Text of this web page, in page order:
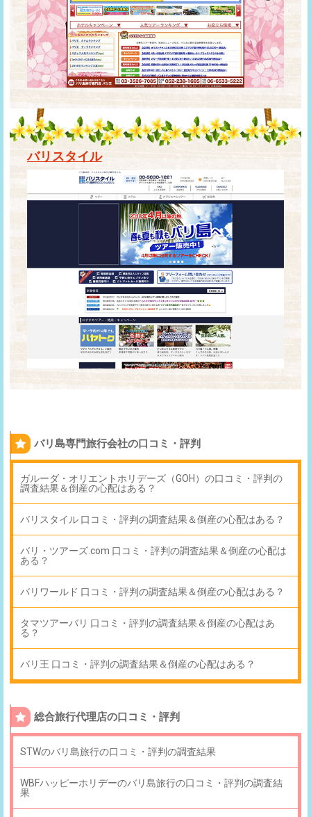
バリスタイル
バリ島専門旅行会社の口コミ・評判
ガルーダ・オリエントホリデーズ（GOH）の口コミ・評判の
調査結果＆倒産の心配はある？
バリスタイル 口コミ・評判の調査結果＆倒産の心配はある？
バリ・ツアーズ.com 口コミ・評判の調査結果＆倒産の心配は
ある？
バリワールド 口コミ・評判の調査結果＆倒産の心配はある？
タマツアーバリ 口コミ・評判の調査結果＆倒産の心配はあ
る？
バリ王 口コミ・評判の調査結果＆倒産の心配はある？
総合旅行代理店の口コミ・評判
STWのバリ島旅行の口コミ・評判の調査結果
WBFハッピーホリデーのバリ島旅行の口コミ・評判の調査結
果